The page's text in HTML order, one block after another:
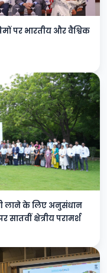
पर भारतीय और वैश्विक
लाने के लिए अनुसंधान
क्षेत्रीय परामर्श